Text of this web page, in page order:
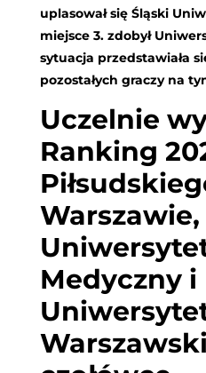
uplasował się Śląski
miejsce 3. zdobył
sytuacja przedstawiała
pozostałych graczy na
Uczelnie
Ranking
Warszawie,
Medyczny i